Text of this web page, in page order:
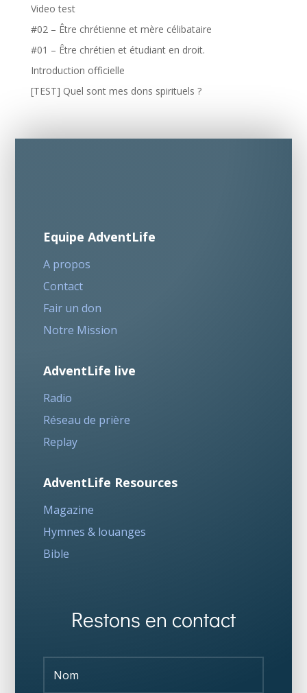
Video test
#02 – Être chrétienne et mère célibataire
#01 – Être chrétien et étudiant en droit.
Introduction officielle
[TEST] Quel sont mes dons spirituels ?
Equipe AdventLife
A propos
Contact
Fair un don
Notre Mission
AdventLife live
Radio
Réseau de prière
Replay
AdventLife Resources
Magazine
Hymnes & louanges
Bible
Restons en contact